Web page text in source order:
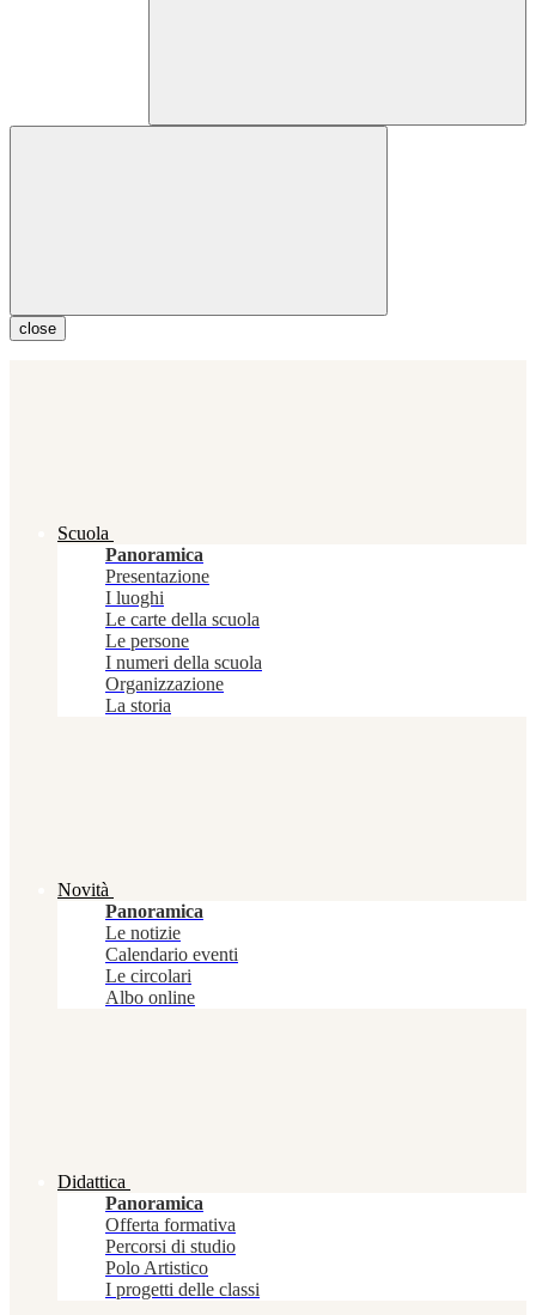
close
Scuola
Panoramica
Presentazione
I luoghi
Le carte della scuola
Le persone
I numeri della scuola
Organizzazione
La storia
Novità
Panoramica
Le notizie
Calendario eventi
Le circolari
Albo online
Didattica
Panoramica
Offerta formativa
Percorsi di studio
Polo Artistico
I progetti delle classi